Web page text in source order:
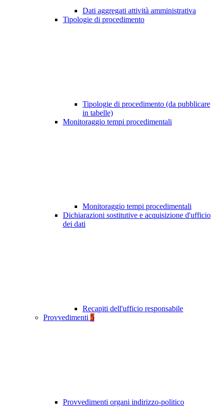
Dati aggregati attività amministrativa
Tipologie di procedimento
Tipologie di procedimento (da pubblicare
in tabelle)
Monitoraggio tempi procedimentali
Monitoraggio tempi procedimentali
Dichiarazioni sostitutive e acquisizione d'ufficio
dei dati
Recapiti dell'ufficio responsabile
Provvedimenti 5
Provvedimenti organi indirizzo-politico